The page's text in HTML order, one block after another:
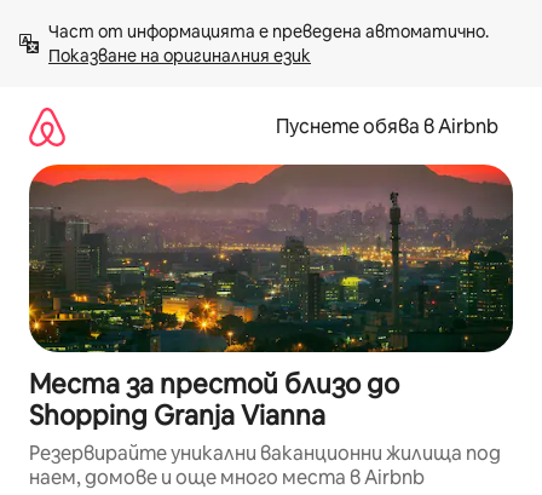
към
съдържанието
Показване на оригиналния език
Пуснете обява в Airbnb
Места за престой близо до
Shopping Granja Vianna
Резервирайте уникални ваканционни жилища под
наем, домове и още много места в Airbnb